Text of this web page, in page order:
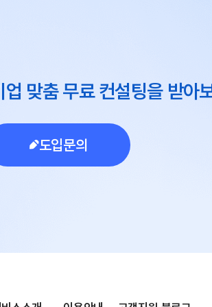
맞춤 무료 컨설팅을 받아
도입문의